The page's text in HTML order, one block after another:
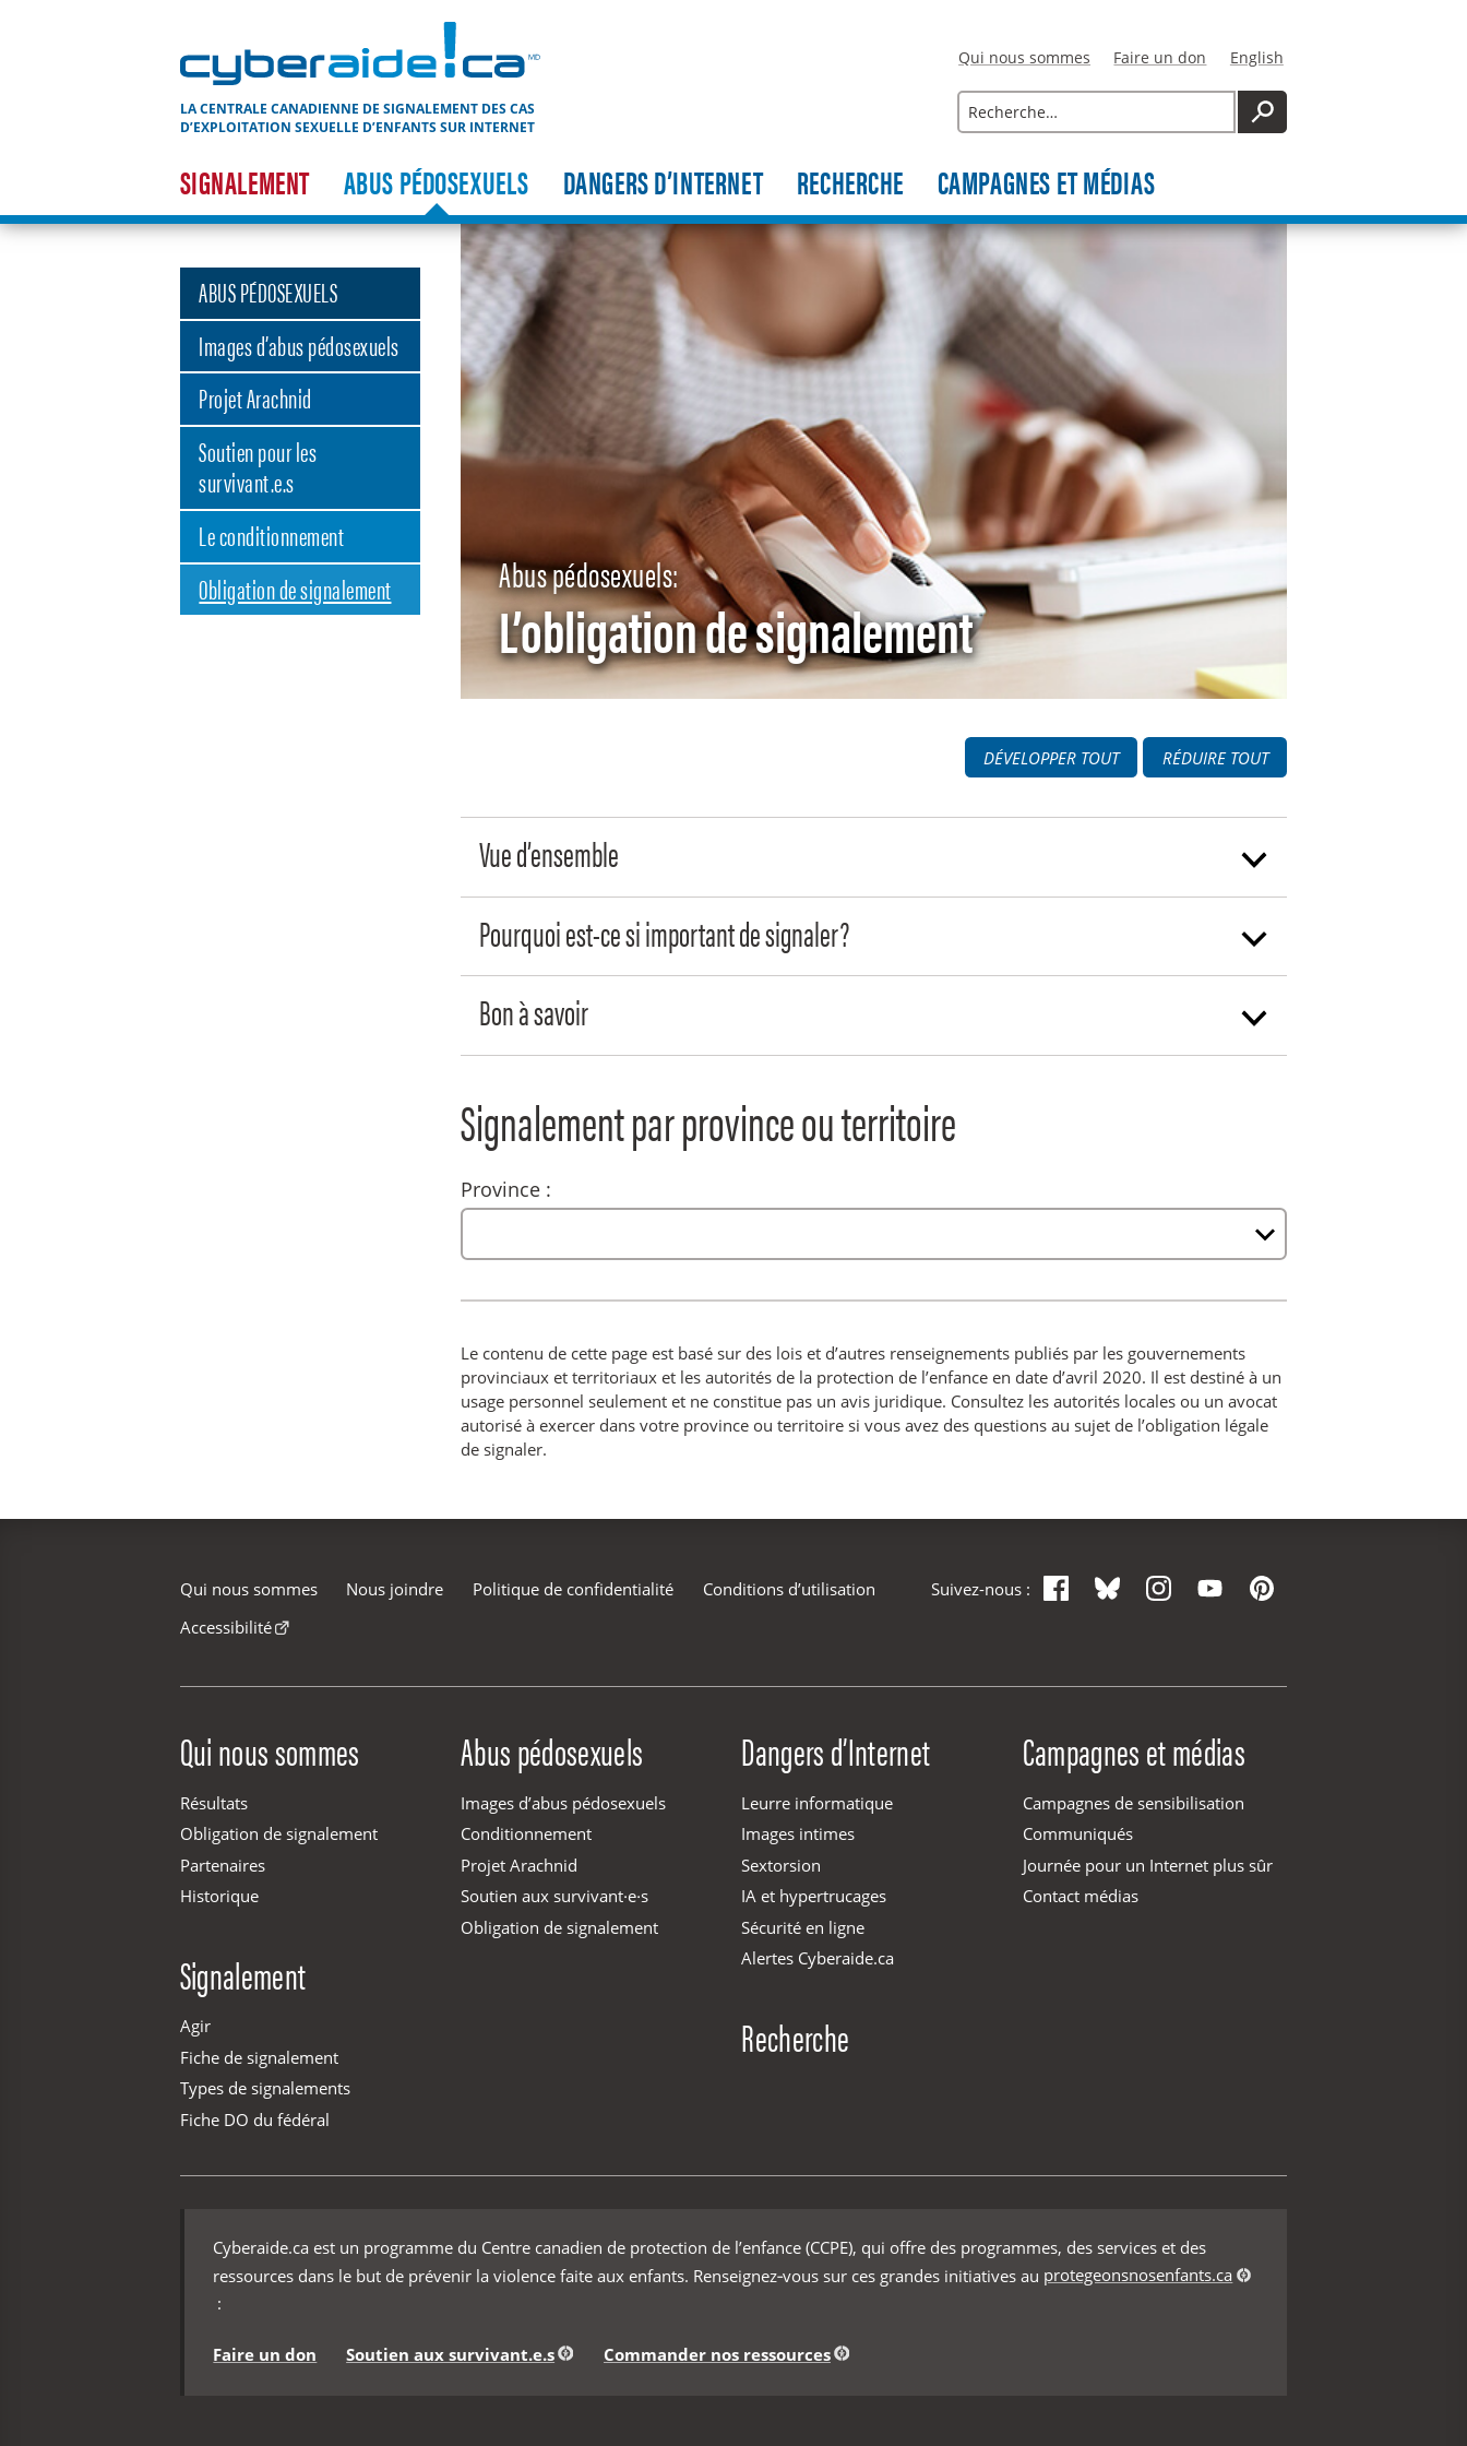
LA CENTRALE CANADIENNE DE SIGNALEMENT DES CAS
D’EXPLOITATION SEXUELLE D’ENFANTS SUR INTERNET
SIGNALEMENT ABUS PÉDOSEXUELS DANGERS D’INTERNET RECHERCHE CAMPAGNES ET MÉDIAS
Qui nous sommes Faire un don English
Recherche
RECHERCHE
ABUS PÉDOSEXUELS
Images d’abus pédosexuels
Projet Arachnid
Soutien pour les
survivant.e.s
Le conditionnement
Obligation de signalement
Abus pédosexuels:
L’obligation de signalement
DÉVELOPPER TOUT RÉDUIRE TOUT
Vue d’ensemble
Pourquoi est-ce si important de signaler?
Bon à savoir
Signalement par province ou territoire
Province :
Le contenu de cette page est basé sur des lois et d’autres renseignements publiés par les gouvernements
provinciaux et territoriaux et les autorités de la protection de l’enfance en date d’avril 2020. Il est destiné à un
usage personnel seulement et ne constitue pas un avis juridique. Consultez les autorités locales ou un avocat
autorisé à exercer dans votre province ou territoire si vous avez des questions au sujet de l’obligation légale
de signaler.
Qui nous sommes Nous joindre Politique de confidentialité
Conditions d’utilisation
Accessibilité
Suivez-nous : FacebookBlueskyInstagramYouTube
Site Menu
Qui nous sommes
Résultats
Obligation de signalement
Partenaires
Historique
Signalement
Agir
Fiche de signalement
Types de signalements
Fiche DO du fédéral
Abus pédosexuels
Images d’abus pédosexuels
Conditionnement
Projet Arachnid
Soutien aux survivant·e·s
Obligation de signalement
Dangers d’Internet
Leurre informatique
Images intimes
Sextorsion
IA et hypertrucages
Sécurité en ligne
Alertes Cyberaide.ca
Recherche
Campagnes et médias
Campagnes de sensibilisation
Communiqués
Journée pour un Internet plus sûr
Contact médias
Cyberaide.ca est un programme du Centre canadien de protection de l’enfance (CCPE), qui offre des programmes, des services et des
ressources dans le but de prévenir la violence faite aux enfants. Renseignez‑vous sur ces grandes initiatives au protegeonsnosenfants.ca
:
Faire un don Soutien aux survivant.e.s Commander nos ressources